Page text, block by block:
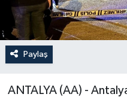
Paylaş
ANTALYA (AA) -